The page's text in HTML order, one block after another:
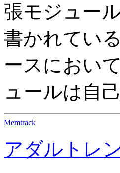
張モジュー
書かれてい
ースにおい
ュールは自
Memtrack
アダルトレ